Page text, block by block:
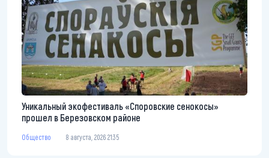
Уникальный экофестиваль «Споровские сенокосы»
прошел в Березовском районе
Общество 8 августа, 2026 21:35